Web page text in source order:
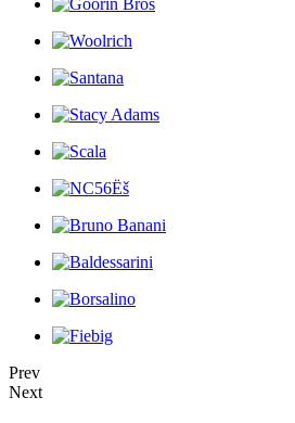
Prev
Next